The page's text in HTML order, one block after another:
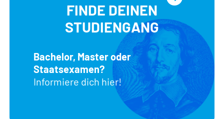
FINDE DEINEN
STUDIENGANG
Bachelor, Master oder
Staatsexamen?
Informiere dich hier!